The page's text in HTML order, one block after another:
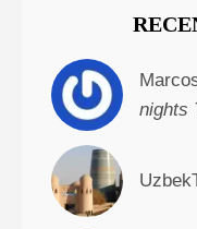
nights